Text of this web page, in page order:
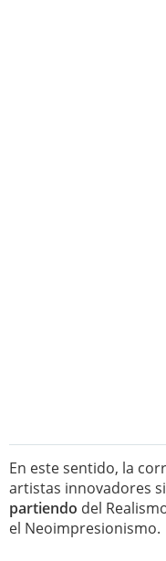
En este sentido, la
artistas innovadores
partiendo del
el Neoimpresionismo.